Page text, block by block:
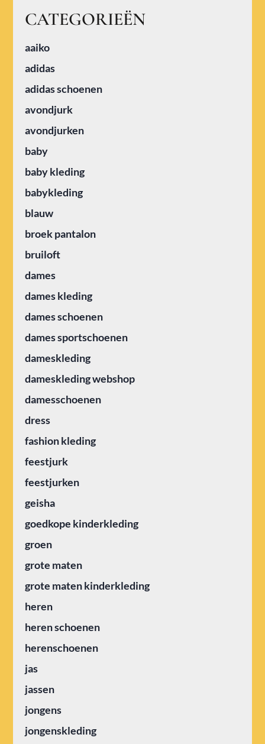
CATEGORIEËN
aaiko
adidas
adidas schoenen
avondjurk
avondjurken
baby
baby kleding
babykleding
blauw
broek pantalon
bruiloft
dames
dames kleding
dames schoenen
dames sportschoenen
dameskleding
dameskleding webshop
damesschoenen
dress
fashion kleding
feestjurk
feestjurken
geisha
goedkope kinderkleding
groen
grote maten
grote maten kinderkleding
heren
heren schoenen
herenschoenen
jas
jassen
jongens
jongenskleding